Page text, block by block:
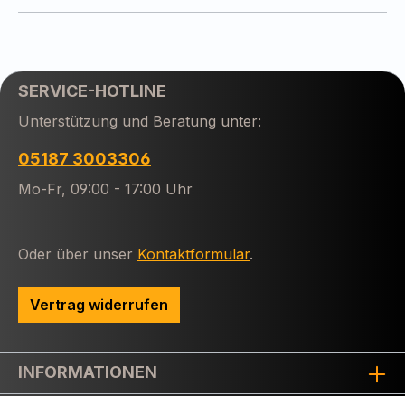
SERVICE-HOTLINE
Unterstützung und Beratung unter:
05187 3003306
Mo-Fr, 09:00 - 17:00 Uhr
Oder über unser Kontaktformular.
Vertrag widerrufen
INFORMATIONEN